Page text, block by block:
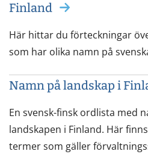
Finland
Här hittar du förteckningar
som har olika namn på
Namn på landskap i
En svensk-finsk ordlista med
landskapen i Finland. Här
termer som gäller